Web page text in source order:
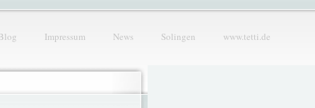
Impressum News Solingen www.tetti.de